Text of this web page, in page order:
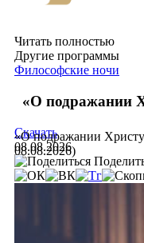
Читать полностью
Другие программы
Философские ночи
«О подражании
«О подражании
08.08.2026)
Скачать
08.08.2026